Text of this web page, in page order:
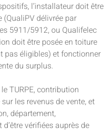
l’installateur doit être
délivrée par
5911/5912, ou Qualifelec
doit être posée en toiture
pas éligibles) et fonctionner
du surplus.
TURPE, contribution
les revenus de vente, et
département,
vérifiées auprès de